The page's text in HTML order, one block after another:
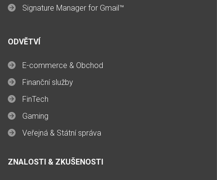
Signature Manager for Gmail™
ODVĚTVÍ
E-commerce & Obchod
Finanční služby
FinTech
Gaming
Veřejná & Státní správa
ZNALOSTI & ZKUŠENOSTI